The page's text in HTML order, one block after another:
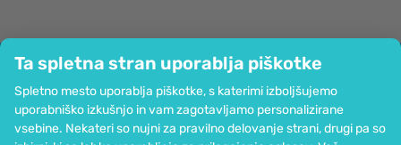
Ta spletna stran uporablja piškotke
Spletno mesto uporablja piškotke, s katerimi izboljšujemo
uporabniško izkušnjo in vam zagotavljamo personalizirane
vsebine. Nekateri so nujni za pravilno delovanje strani, drugi pa so
Podjetje
Informacije
Pridružite se nam
Pomoč in naročila